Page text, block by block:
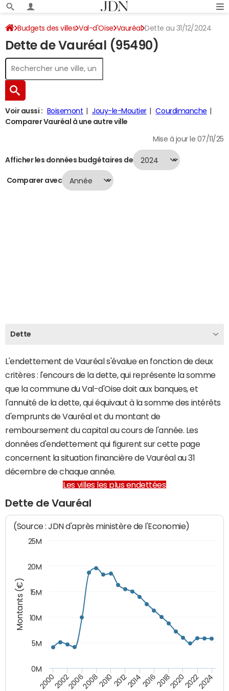
Budgets des villes Val-d'Oise Vauréal Dette au 31/12/2024
Dette de Vauréal (95490)
Voir aussi : Boisemont Jouy-le-Moutier
Courdimanche
Comparer Vauréal à une autre ville
Mise à jour le 07/11/25
Afficher les données budgétaires de
Comparer avec
Dette
L'endettement de Vauréal s'évalue en fonction de deux
critères : l'encours de la dette, qui représente la somme
que la commune du Val-d'Oise doit aux banques, et
l'annuité de la dette, qui équivaut à la somme des intérêts
d'emprunts de Vauréal et du montant de
remboursement du capital au cours de l'année. Les
données d'endettement qui figurent sur cette page
concernent la situation financière de Vauréal au 31
décembre de chaque année.
Les villes les plus endettées
Dette de Vauréal
Montants (€)
(Source : JDN d'après ministère de l'Economie)
200020022006200820102012201420162018202020222024
0M
5M
10M
15M
20M
25M